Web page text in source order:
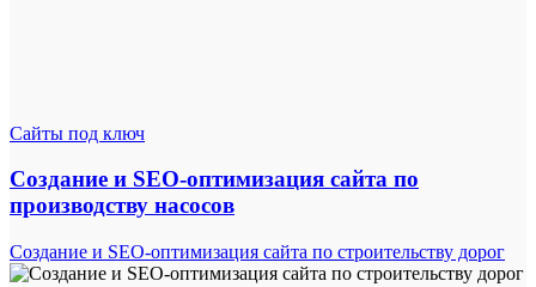
Сайты под ключ
Создание и SEO-оптимизация сайта по
производству насосов
Создание и SEO-оптимизация сайта по строительству дорог